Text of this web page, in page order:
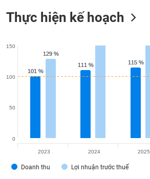
Thực hiện kế hoạch
101 %
101 %
111 %
111 % 115 %
115 %
129 %
129 %
Doanh thu Lợi nhuận trước thuế
0
50
100
150
2023 2024 2025